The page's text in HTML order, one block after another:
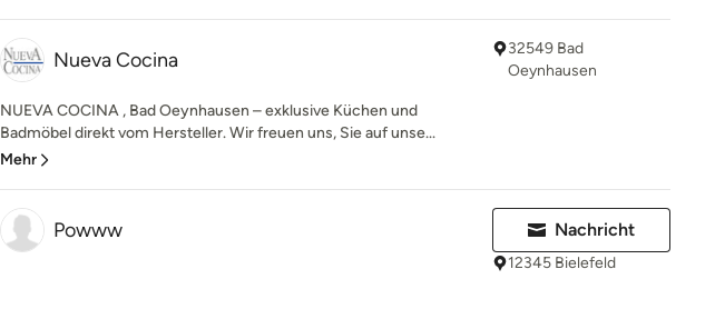
Nueva Cocina
NUEVA COCINA , Bad Oeynhausen – exklusive Küchen und
Badmöbel direkt vom Hersteller. Wir freuen uns, Sie auf unse...
Mehr
32549 Bad
Oeynhausen
Powww Nachricht
12345 Bielefeld